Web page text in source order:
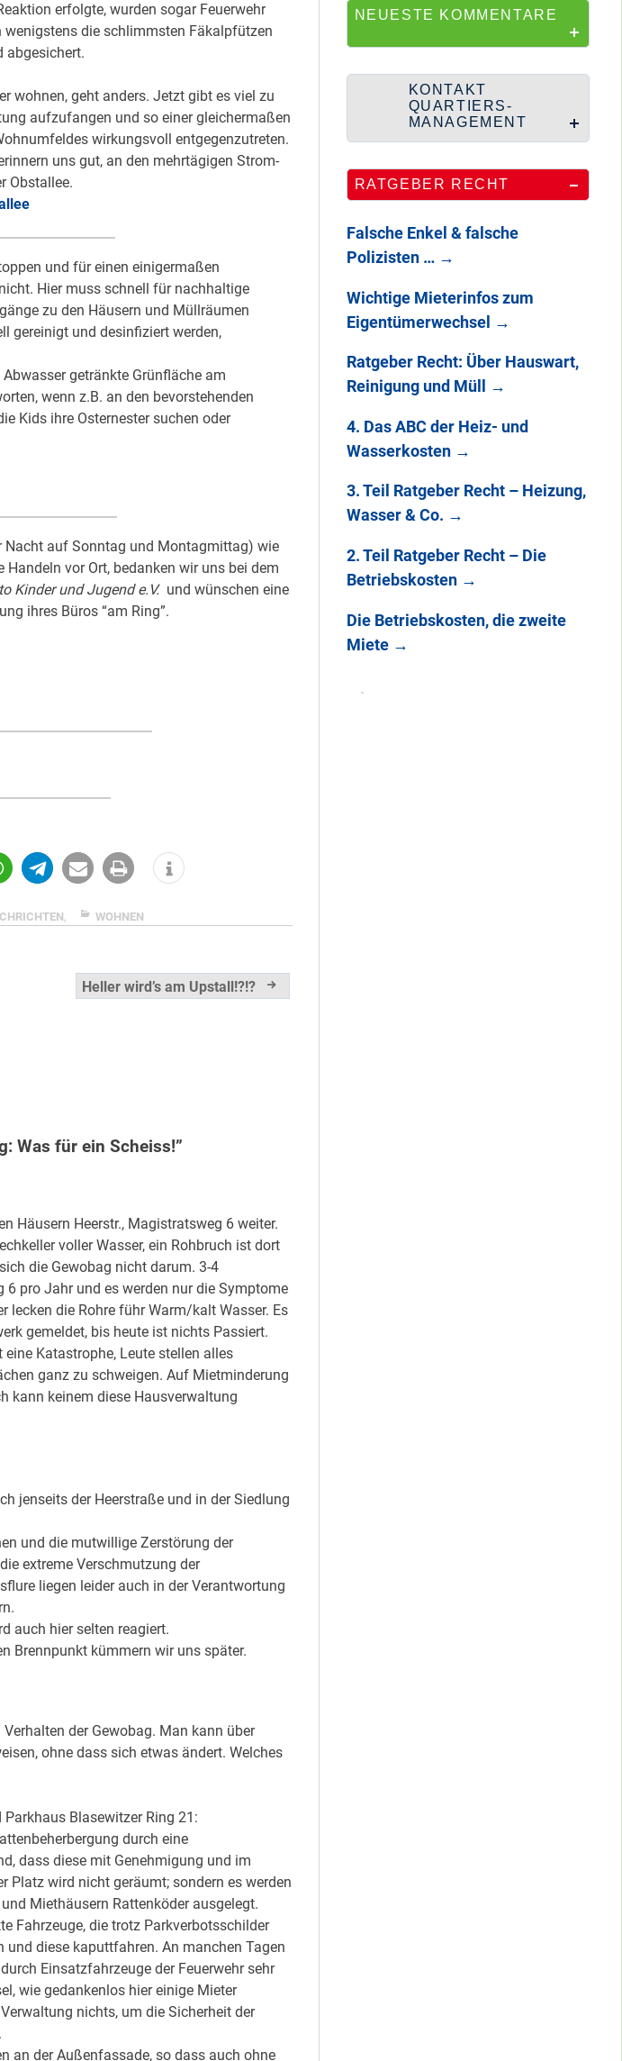
erfolgte, wurden sogar Feuerwehr
die schlimmsten Fäkalpfützen
abgesichert.
wohnen, geht anders. Jetzt gibt es viel zu
aufzufangen und so einer gleichermaßen
wirkungsvoll entgegenzutreten.
uns gut, an den mehrtägigen Strom-
Obstallee.
und für einen einigermaßen
Hier muss schnell für nachhaltige
zu den Häusern und Müllräumen
gereinigt und desinfiziert werden,
getränkte Grünfläche am
wenn z.B. an den bevorstehenden
Kids ihre Osternester suchen oder
Nacht auf Sonntag und Montagmittag) wie
vor Ort, bedanken wir uns bei dem
Kinder und Jugend e.V.und wünschen eine
ihres Büros “am Ring”.
, WOHNEN
Heller wird’s am Upstall!?!?
Was für ein Scheiss!”
Häusern Heerstr., Magistratsweg 6 weiter.
voller Wasser, ein Rohbruch ist dort
die Gewobag nicht darum. 3-4
pro Jahr und es werden nur die Symptome
lecken die Rohre führ Warm/kalt Wasser. Es
gemeldet, bis heute ist nichts Passiert.
Katastrophe, Leute stellen alles
ganz zu schweigen. Auf Mietminderung
kann keinem diese Hausverwaltung
jenseits der Heerstraße und in der Siedlung
und die mutwillige Zerstörung der
extreme Verschmutzung der
liegen leider auch in der Verantwortung
auch hier selten reagiert.
Brennpunkt kümmern wir uns später.
der Gewobag. Man kann über
ohne dass sich etwas ändert. Welches
Blasewitzer Ring 21:
durch eine
dass diese mit Genehmigung und im
Platz wird nicht geräumt; sondern es werden
Miethäusern Rattenköder ausgelegt.
Fahrzeuge, die trotz Parkverbotsschilder
und diese kaputtfahren. An manchen Tagen
Einsatzfahrzeuge der Feuerwehr sehr
wie gedankenlos hier einige Mieter
nichts, um die Sicherheit der
an der Außenfassade, so dass auch ohne
NEUESTE KOMMENTARE
KONTAKT
QUARTIERS-
MANAGEMENT
RATGEBER RECHT
Falsche Enkel & falsche
Polizisten … →
Wichtige Mieterinfos zum
Eigentümerwechsel →
Ratgeber Recht: Über Hauswart,
Reinigung und Müll
→
4. Das ABC der Heiz- und
Wasserkosten →
3. Teil Ratgeber Recht – Heizung,
Wasser & Co. →
2. Teil Ratgeber Recht – Die
Betriebskosten →
Die Betriebskosten, die zweite
Miete →
HipHop-Video: Das
ist Mein Viertel!
Mit Mieter-Kohle
auf Senats-Kohle
zwei Hahnebergen
kam
100 Jahre
Heerstraße